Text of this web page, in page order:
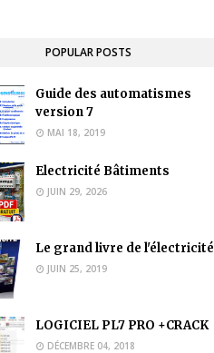
POPULAR POSTS
Guide des automatismes
version 7
MAI 18, 2019
Electricité Bâtiments
JUIN 29, 2026
Le grand livre de l'électricité
JUIN 25, 2019
LOGICIEL PL7 PRO +CRACK
DÉCEMBRE 04, 2018